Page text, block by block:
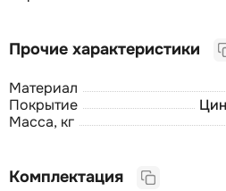
Прочие характеристики
Материал
Покрытие
Масса, кг
Комплектация